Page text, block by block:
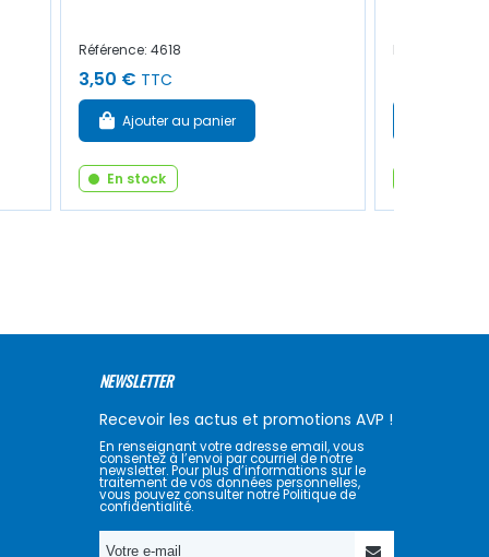
Référence: 4618
3,50 € TTC
Ajouter au panier
En stock
Référence:
NEWSLETTER
Recevoir les actus et promotions AVP !
En renseignant votre adresse email, vous
consentez à l’envoi par courriel de notre
newsletter. Pour plus d’informations sur le
traitement de vos données personnelles,
vous pouvez consulter notre Politique de
confidentialité.